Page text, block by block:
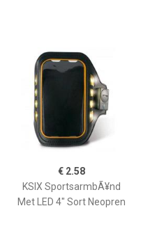
€ 2.58
KSIX SportsarmbÃ¥nd
Met LED 4" Sort Neopren